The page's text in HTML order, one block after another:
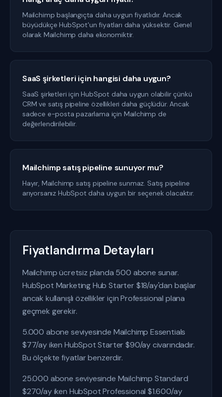
Mailchimp başlangıçta daha uygun fiyatlıdır. Ancak
büyüdükçe HubSpot'un fiyatları daha yüksektir. Genel
olarak Mailchimp daha ekonomiktir.
SaaS şirketleri için hangisi daha uygun?
SaaS şirketleri için HubSpot daha uygun olabilir çünkü
CRM ve satış pipeline özellikleri daha güçlüdür. Ancak
sadece e-posta pazarlama için Mailchimp de
değerlendirilebilir.
Mailchimp satış pipeline sunuyor mu?
Hayır, Mailchimp satış pipeline sunmaz. Satış pipeline
arıyorsanız HubSpot daha uygun bir seçenek olacaktır.
Fiyatlandırma Detayları
Mailchimp ücretsiz planda 500 abone sunar.
HubSpot Marketing Hub Starter $18/ay'dan başlar
ancak kullanışlı özellikler için Professional plana
geçmek gerekir.
5.000 abone seviyesinde Mailchimp Essentials
$77/ay iken HubSpot Starter $90/ay civarındadır.
Bu ölçekte fiyatlar benzerdir.
25.000 abone seviyesinde Mailchimp Standard
$270/ay iken HubSpot Professional $1.600/ay